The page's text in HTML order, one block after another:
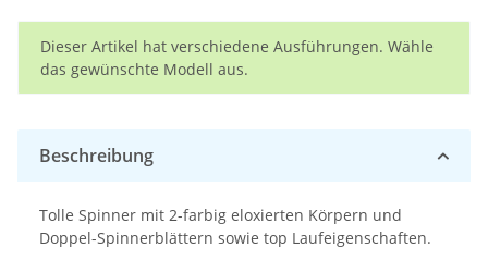
x
Dieser Artikel hat verschiedene Ausführungen. Wähle
das gewünschte Modell aus.
Beschreibung
Tolle Spinner mit 2-farbig eloxierten Körpern und
Doppel-Spinnerblättern sowie top Laufeigenschaften.